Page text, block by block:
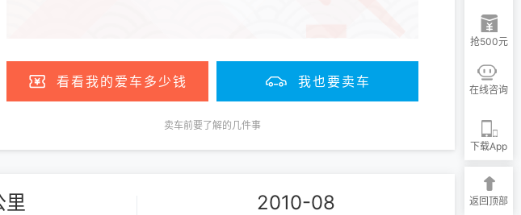
看看我的爱车多少钱 我也要卖车
卖车前要了解的几件事
里 2010-08
抢500元
在线咨询
下载App
返回顶部